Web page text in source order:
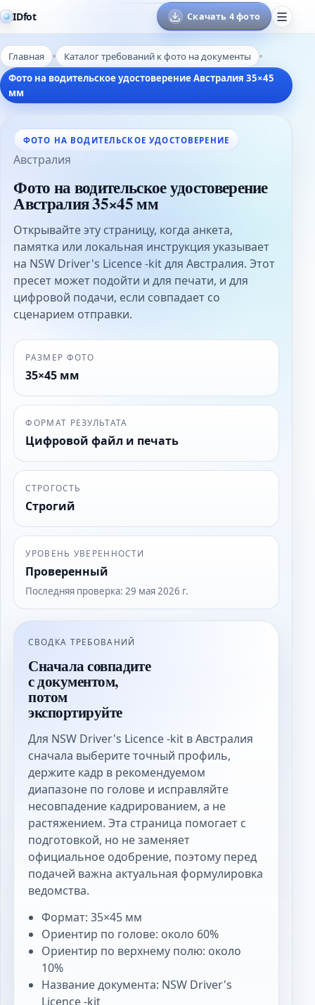
IDfot Скачать 4 фото
Главная
Каталог требований к фото на документы
Фото на водительское удостоверение Австралия 35×45
мм
ФОТО НА ВОДИТЕЛЬСКОЕ УДОСТОВЕРЕНИЕ
Австралия
Фото на водительское удостоверение
Австралия 35×45 мм
Открывайте эту страницу, когда анкета,
памятка или локальная инструкция указывает
на NSW Driver's Licence -kit для Австралия. Этот
пресет может подойти и для печати, и для
цифровой подачи, если совпадает со
сценарием отправки.
РАЗМЕР ФОТО
35×45 мм
ФОРМАТ РЕЗУЛЬТАТА
Цифровой файл и печать
СТРОГОСТЬ
Строгий
УРОВЕНЬ УВЕРЕННОСТИ
Проверенный
Последняя проверка:29 мая 2026 г.
СВОДКА ТРЕБОВАНИЙ
Сначала совпадите
с документом,
потом
экспортируйте
Для NSW Driver's Licence -kit в Австралия
сначала выберите точный профиль,
держите кадр в рекомендуемом
диапазоне по голове и исправляйте
несовпадение кадрированием, а не
растяжением. Эта страница помогает с
подготовкой, но не заменяет
официальное одобрение, поэтому перед
подачей важна актуальная формулировка
ведомства.
Формат: 35×45 мм
Ориентир по голове: около 60%
Ориентир по верхнему полю: около
10%
Название документа: NSW Driver's
Licence -kit